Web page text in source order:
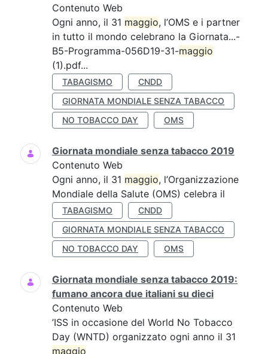
Contenuto Web
Ogni anno, il 31 maggio, l’OMS e i partner
in tutto il mondo celebrano la Giornata...-
B5-Programma-056D19-31-maggio
(1).pdf...
TABAGISMO
CNDD
GIORNATA MONDIALE SENZA TABACCO
NO TOBACCO DAY
OMS
Giornata mondiale senza tabacco 2019
Contenuto Web
Ogni anno, il 31 maggio, l’Organizzazione
Mondiale della Salute (OMS) celebra il
TABAGISMO
CNDD
GIORNATA MONDIALE SENZA TABACCO
NO TOBACCO DAY
OMS
Giornata mondiale senza tabacco 2019:
fumano ancora due italiani su dieci
Contenuto Web
’ISS in occasione del World No Tobacco
Day (WNTD) organizzato ogni anno il 31
maggio